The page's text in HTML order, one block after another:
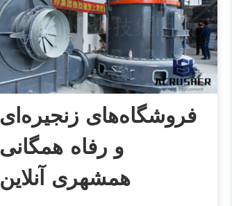
فروشگاه‌های زنجیره‌ای
و رفاه همگانی
همشهری آنلاین